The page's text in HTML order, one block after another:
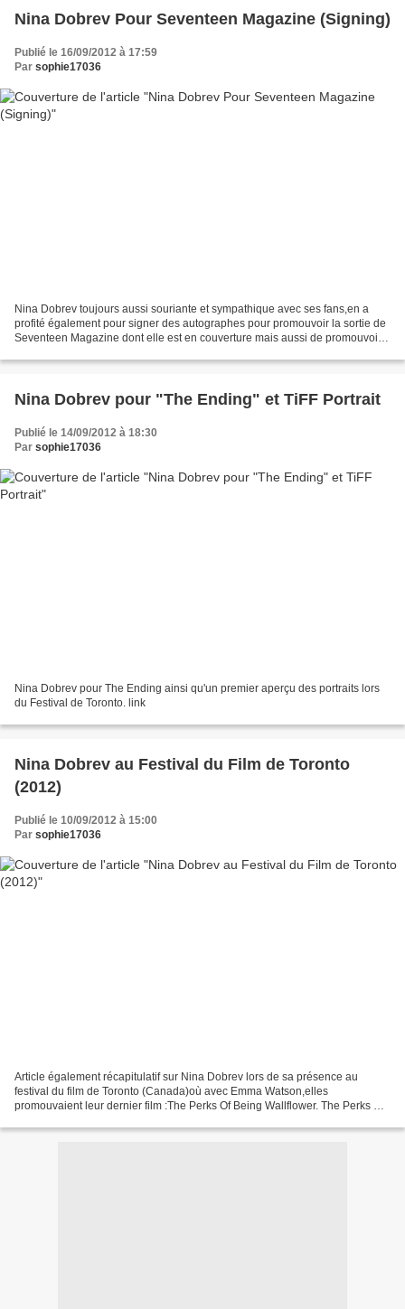
Nina Dobrev Pour Seventeen Magazine (Signing)
Publié le 16/09/2012 à 17:59
Par sophie17036
Nina Dobrev toujours aussi souriante et sympathique avec ses fans,en a
profité également pour signer des autographes pour promouvoir la sortie de
Seventeen Magazine dont elle est en couverture mais aussi de promouvoir
Nina Dobrev pour "The Ending" et TiFF Portrait
Publié le 14/09/2012 à 18:30
Par sophie17036
Nina Dobrev pour The Ending ainsi qu'un premier aperçu des portraits lors
du Festival de Toronto. link
Nina Dobrev au Festival du Film de Toronto
(2012)
Publié le 10/09/2012 à 15:00
Par sophie17036
Article également récapitulatif sur Nina Dobrev lors de sa présence au
festival du film de Toronto (Canada)où avec Emma Watson,elles
promouvaient leur dernier film :The Perks Of Being Wallflower. The Perks Of